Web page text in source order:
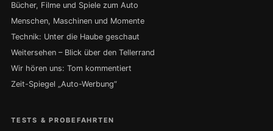
Bücher, Filme und Spiele zum Auto
Menschen, Maschinen und Momente
Technik: Unter die Haube geschaut
Weitersehen – Blick über den Tellerrand
Wir hören uns: Tom kommentiert
Zeit-Spiegel „Auto-Werbung“
TESTS & PROBEFAHRTEN